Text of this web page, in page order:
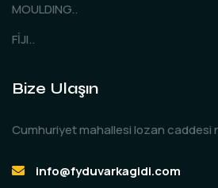
MOULDING..
FİJI..
Bize Ulaşın
Cumhuriyet mahallesi lozan caddesi
info@fyduvarkagidi.com